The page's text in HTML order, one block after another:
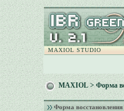
MAXIOL STUDIO
MAXIOL> Форма
Форма восстановления